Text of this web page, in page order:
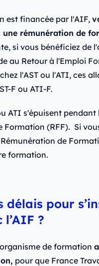
est financée par l'AIF,
rémunération de
si vous bénéficiez de
au Retour à l'Emploi
l'AST ou l'ATI, ces
F ou ATI-F.
ATI s'épuisent
Formation (RFF). Si
de
formation.
délais pour
?
de formation
pour que France